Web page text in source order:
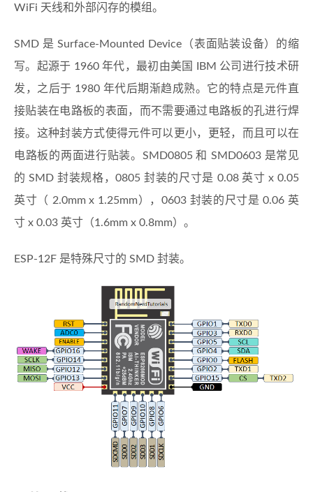
WiFi 天线和外部闪存的模组。
SMD 是 Surface-Mounted Device（表面贴装设备）的缩
写。起源于 1960 年代，最初由美国 IBM 公司进行技术研
发，之后于 1980 年代后期渐趋成熟。它的特点是元件直
接贴装在电路板的表面，而不需要通过电路板的孔进行焊
接。这种封装方式使得元件可以更小，更轻，而且可以在
电路板的两面进行贴装。SMD0805 和 SMD0603 是常见
的 SMD 封装规格，0805 封装的尺寸是 0.08 英寸 x 0.05
英寸（ 2.0mm x 1.25mm），0603 封装的尺寸是 0.06 英
寸 x 0.03 英寸（1.6mm x 0.8mm）。
ESP-12F 是特殊尺寸的 SMD 封装。